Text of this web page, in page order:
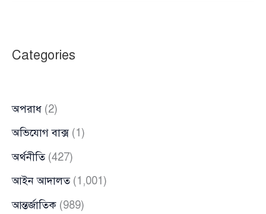
মজহার
Categories
অপরাধ (2)
অভিযোগ বাক্স(1)
অর্থনীতি(427)
আইন আদালত(1,001)
আন্তর্জাতিক (989)